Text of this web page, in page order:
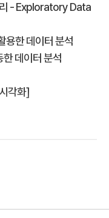
- Exploratory Data
한 데이터 분석
데이터 분석
각화]
과 보고서 다루기를 통
로 시각화 - 시트